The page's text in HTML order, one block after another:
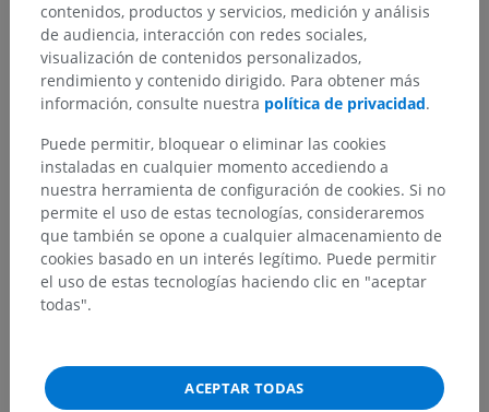
contenidos, productos y servicios, medición y análisis
de audiencia, interacción con redes sociales,
visualización de contenidos personalizados,
rendimiento y contenido dirigido. Para obtener más
información, consulte nuestra política de privacidad.
Puede permitir, bloquear o eliminar las cookies
instaladas en cualquier momento accediendo a
nuestra herramienta de configuración de cookies. Si no
permite el uso de estas tecnologías, consideraremos
que también se opone a cualquier almacenamiento de
cookies basado en un interés legítimo. Puede permitir
el uso de estas tecnologías haciendo clic en "aceptar
todas".
ACEPTAR TODAS